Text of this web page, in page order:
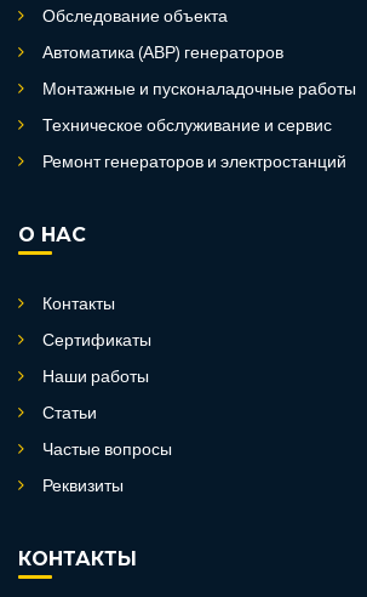
Обследование объекта
Автоматика (АВР) генераторов
Монтажные и пусконаладочные работы
Техническое обслуживание и сервис
Ремонт генераторов и электростанций
О НАС
Контакты
Сертификаты
Наши работы
Статьи
Частые вопросы
Реквизиты
КОНТАКТЫ